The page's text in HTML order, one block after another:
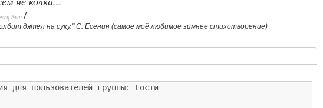
ёлки /
дятел на суку." С. Есенин (самое моё любимое зимнее стихотворение)